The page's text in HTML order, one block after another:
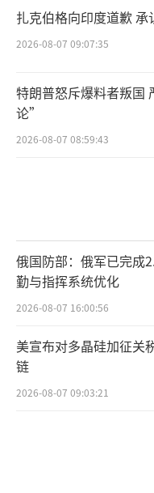
扎克伯格向印度道歉 承
2026-08-07 09:07:35
特朗普怒斥爆料者叛国
论”
2026-08-07 08:59:43
俄国防部：俄军已完成
勤与指挥系统优化
2026-08-07 16:00:56
美宣布对多晶硅加征关
链
2026-08-07 09:03:21